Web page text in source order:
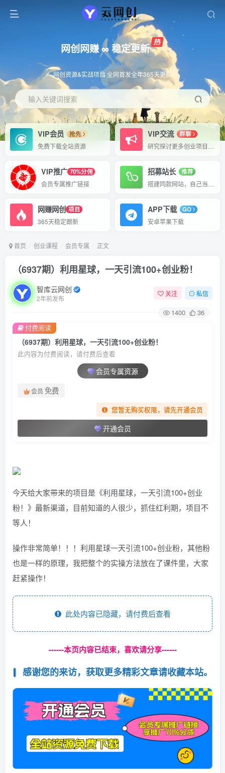
网创网赚 ∞ 稳定更新
网创资源&实战项目 全网首发全年365天更新
输入关键词搜索
VIP会员
抢先
免费下载全站资源
VIP交流
群聊
VIP推广 70%分佣
会员专属推广链接
招募站长
推荐
网赚网创 项目
365天稳定跟新
APP下载
GO
安卓苹果下载
首页 创业课程 会员专属 正文
（6937期）利用星球，一天引流100+创业粉！
智库云网创
2年前发布
关注 私信
1400 36
（6937期）利用星球，一天引流100+创业粉！
此内容为付费阅读，请付费后查看
会员专属资源
会员 免费
您暂无购买权限，请先开通会员
开通会员
付费阅读
今天给大家带来的项目是《利用星球，一天引流100+创业
粉！》最新渠道，目前知道的人很少，抓住红利期，项目不
等人！
操作非常简单！！！利用星球一天引流100+创业粉，其他粉
也是一样的原理，我把整个的实操方法放在了课件里，大家
赶紧操作！
此处内容已隐藏，请付费后查看
------本页内容已结束，喜欢请分享------
感谢您的来访，获取更多精彩文章请收藏本站。